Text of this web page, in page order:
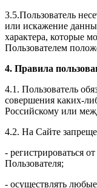
3.5.Пользователь
или искажение
характера, которые
Пользователем
4. Правила
4.1. Пользователь
совершения каких-
Российскому или
4.2. На Сайте
- регистрироваться
Пользователя;
- осуществлять